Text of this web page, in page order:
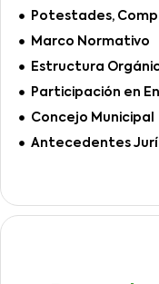
Potestades,
Marco Normativo
Estructura
Participación en
Concejo Municipal
Antecedentes